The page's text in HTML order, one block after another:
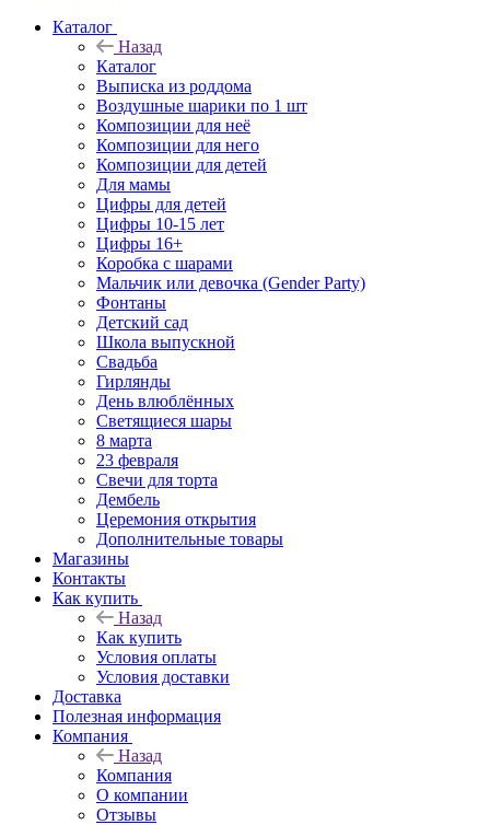
Каталог
Назад
Каталог
Выписка из роддома
Воздушные шарики по 1 шт
Композиции для неё
Композиции для него
Композиции для детей
Для мамы
Цифры для детей
Цифры 10-15 лет
Цифры 16+
Коробка с шарами
Мальчик или девочка (Gender Party)
Фонтаны
Детский сад
Школа выпускной
Свадьба
Гирлянды
День влюблённых
Светящиеся шары
8 марта
23 февраля
Свечи для торта
Дембель
Церемония открытия
Дополнительные товары
Магазины
Контакты
Как купить
Назад
Как купить
Условия оплаты
Условия доставки
Доставка
Полезная информация
Компания
Назад
Компания
О компании
Отзывы